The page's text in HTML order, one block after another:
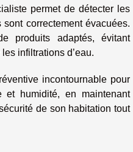
permet de détecter les
correctement évacuées.
produits adaptés, évitant
infiltrations d’eau.
incontournable pour
et humidité, en maintenant
de son habitation tout